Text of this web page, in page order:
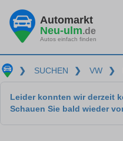
Automarkt
Neu-ulm.de
Autos einfach finden
❯ SUCHEN ❯ VW ❯
Leider konnten wir derzeit
Schauen Sie bald wieder